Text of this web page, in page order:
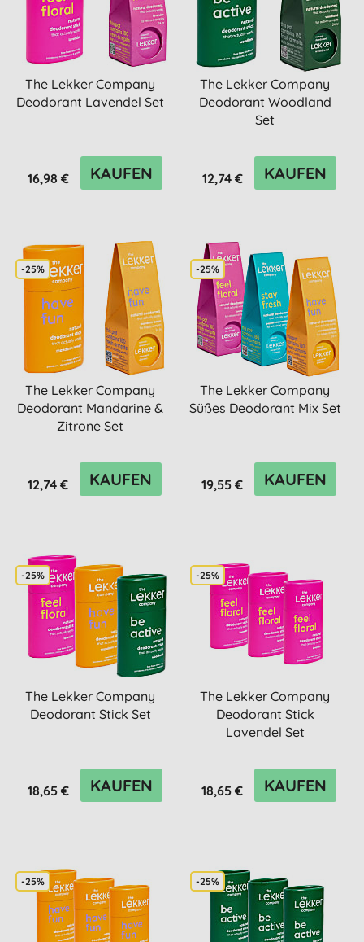
The Lekker Company
Deodorant Lavendel Set
16,98 € KAUFEN
The Lekker Company
Deodorant Woodland
Set
12,74 € KAUFEN
-25%
The Lekker Company
Deodorant Mandarine &
Zitrone Set
12,74 € KAUFEN
-25%
The Lekker Company
Süßes Deodorant Mix Set
19,55 € KAUFEN
-25%
The Lekker Company
Deodorant Stick Set
18,65 € KAUFEN
-25%
The Lekker Company
Deodorant Stick
Lavendel Set
18,65 € KAUFEN
-25% -25%